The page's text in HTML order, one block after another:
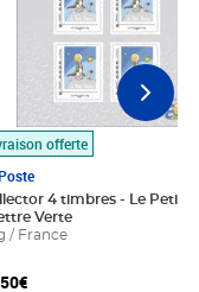
panier
offerte
4 timbres - Le Petit
Verte
/ France